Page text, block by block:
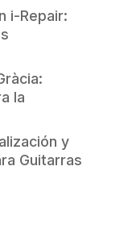
i-Repair:
la
y
Guitarras